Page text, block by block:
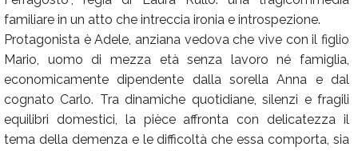
familiare in un atto che intreccia ironia e introspezione.
Protagonista è Adele, anziana vedova che vive con il figlio
Mario, uomo di mezza età senza lavoro né famiglia,
economicamente dipendente dalla sorella Anna e dal
cognato Carlo. Tra dinamiche quotidiane, silenzi e fragili
equilibri domestici, la pièce affronta con delicatezza il
tema della demenza e le difficoltà che essa comporta, sia